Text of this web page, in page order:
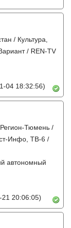
/ Культура,
/ REN-TV
04 18:32:56)
Тюмень /
Инфо, ТВ-6 /
автономный
21 20:06:05)